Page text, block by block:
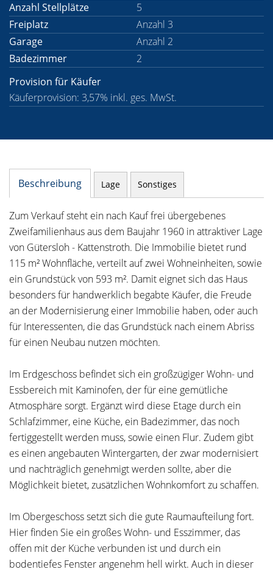
Anzahl Stellplätze
5
Freiplatz
Anzahl 3
Garage
Anzahl 2
Badezimmer
2
Provision für Käufer
Käuferprovision: 3,57% inkl. ges. MwSt.
Beschreibung Lage Sonstiges
Zum Verkauf steht ein nach Kauf frei übergebenes
Zweifamilienhaus aus dem Baujahr 1960 in attraktiver Lage
von Gütersloh - Kattenstroth. Die Immobilie bietet rund
115 m² Wohnfläche, verteilt auf zwei Wohneinheiten, sowie
ein Grundstück von 593 m². Damit eignet sich das Haus
besonders für handwerklich begabte Käufer, die Freude
an der Modernisierung einer Immobilie haben, oder auch
für Interessenten, die das Grundstück nach einem Abriss
für einen Neubau nutzen möchten.
Im Erdgeschoss befindet sich ein großzügiger Wohn- und
Essbereich mit Kaminofen, der für eine gemütliche
Atmosphäre sorgt. Ergänzt wird diese Etage durch ein
Schlafzimmer, eine Küche, ein Badezimmer, das noch
fertiggestellt werden muss, sowie einen Flur. Zudem gibt
es einen angebauten Wintergarten, der zwar modernisiert
und nachträglich genehmigt werden sollte, aber die
Möglichkeit bietet, zusätzlichen Wohnkomfort zu schaffen.
Im Obergeschoss setzt sich die gute Raumaufteilung fort.
Hier finden Sie ein großes Wohn- und Esszimmer, das
offen mit der Küche verbunden ist und durch ein
bodentiefes Fenster angenehm hell wirkt. Auch in dieser